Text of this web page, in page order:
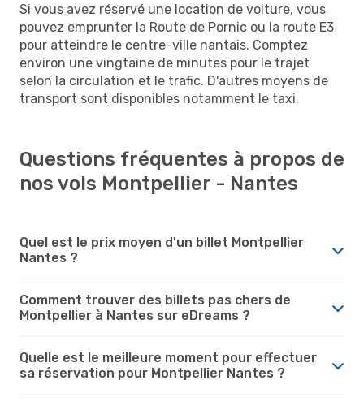
Si vous avez réservé une location de voiture, vous
pouvez emprunter la Route de Pornic ou la route E3
pour atteindre le centre-ville nantais. Comptez
environ une vingtaine de minutes pour le trajet
selon la circulation et le trafic. D'autres moyens de
transport sont disponibles notamment le taxi.
Questions fréquentes à propos de
nos vols Montpellier - Nantes
Quel est le prix moyen d'un billet Montpellier
Nantes ?
Comment trouver des billets pas chers de
Montpellier à Nantes sur eDreams ?
Quelle est le meilleure moment pour effectuer
sa réservation pour Montpellier Nantes ?